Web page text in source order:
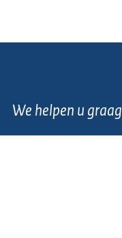
We helpen u